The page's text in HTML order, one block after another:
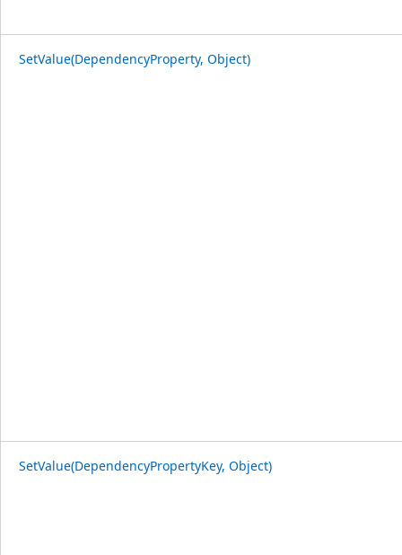
SetValue(DependencyProperty, Object)
SetValue(DependencyPropertyKey, Object)